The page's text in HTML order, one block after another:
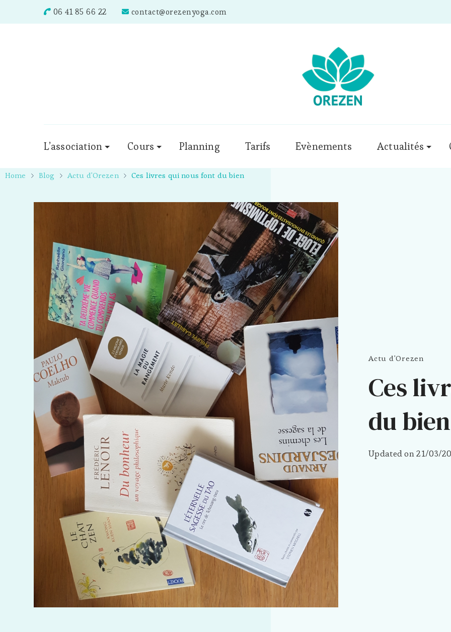
06 41 85 66 22 contact@orezenyoga.com
L’association Cours Planning Tarifs Evènements Actualités
Home Blog Actu d'Orezen Ces livres qui nous font du bien
Actu d'Orezen
Ces
du bien
Updated on21/03/